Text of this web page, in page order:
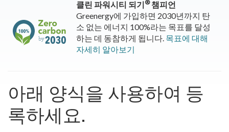
클린 파워시티 되기®챔피언
Greenergy에 가입하면 2030년까지 탄
소 없는 에너지 100%라는 목표를 달성
하는 데 동참하게 됩니다. 목표에 대해
자세히 알아보기
아래 양식을 사용하여 등
록하세요.